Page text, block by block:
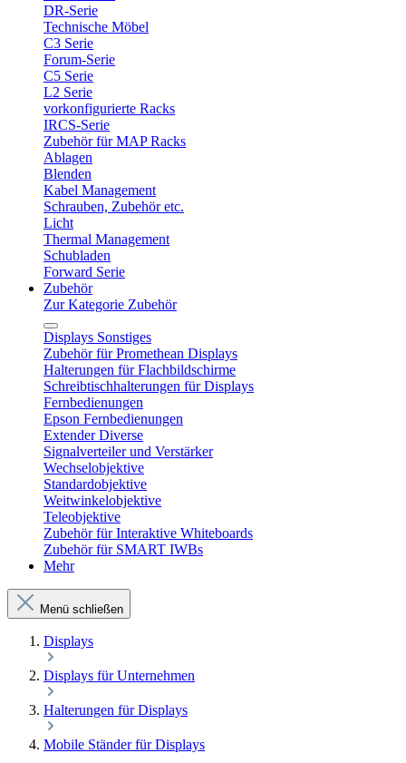
DR-Serie
Technische Möbel
C3 Serie
Forum-Serie
C5 Serie
L2 Serie
vorkonfigurierte Racks
IRCS-Serie
Zubehör für MAP Racks
Ablagen
Blenden
Kabel Management
Schrauben, Zubehör etc.
Licht
Thermal Management
Schubladen
Forward Serie
Zubehör
Zur Kategorie Zubehör
Displays Sonstiges
Zubehör für Promethean Displays
Halterungen für Flachbildschirme
Schreibtischhalterungen für Displays
Fernbedienungen
Epson Fernbedienungen
Extender Diverse
Signalverteiler und Verstärker
Wechselobjektive
Standardobjektive
Weitwinkelobjektive
Teleobjektive
Zubehör für Interaktive Whiteboards
Zubehör für SMART IWBs
Mehr
Menü schließen
Displays
Displays für Unternehmen
Halterungen für Displays
Mobile Ständer für Displays